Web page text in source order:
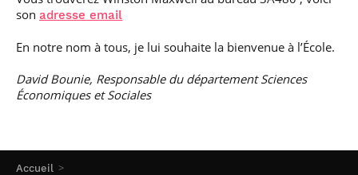
Accueil
son adresse email
En notre nom à tous, je lui souhaite la bienvenue à l’École.
David Bounie, Responsable du département Sciences
Économiques et Sociales